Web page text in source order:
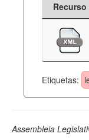
Recurso
Etiquetas:
Assembleia